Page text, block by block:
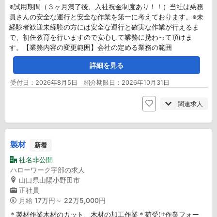
※試用期間（３ヶ月満了後、入社祝金制度あり！！）当社は乗務
員さんの安全な運行と安全な作業を第一に考えております。※未
経験者歓迎未経験の方には安全な運行と確実な作業が行えるま
で、初任教育を行いますので安心して業務に携わって頂けま
す。【業務内容の変更範囲】会社の定める業務の範囲
詳細を見る
受付日：2026年8月5日 紹介期限日：2026年10月31日
関連求人
製材 新着
社名非公開
ハローワーク宇部の求人
山口県山陽小野田市
正社員
月給 17万円～ 22万5,000円
＊製材作業木材のカット、木材の加工作業＊荷受け作業フォー